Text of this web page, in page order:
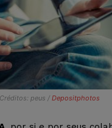
Créditos: peus / Depositphotos